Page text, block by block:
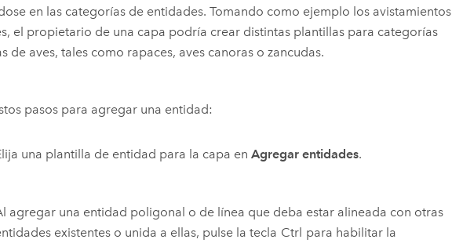
en las categorías de entidades. Tomando como ejemplo los avistamientos
el propietario de una capa podría crear distintas plantillas para categorías
de aves, tales como rapaces, aves canoras o zancudas.
pasos para agregar una entidad:
una plantilla de entidad para la capa en Agregar entidades.
agregar una entidad poligonal o de línea que deba estar alineada con otras
existentes o unida a ellas, pulse la tecla Ctrl para habilitar la